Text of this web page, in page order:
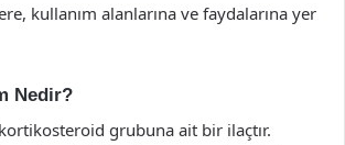
kullanım alanlarına ve faydalarına yer
Nedir?
grubuna ait bir ilaçtır.